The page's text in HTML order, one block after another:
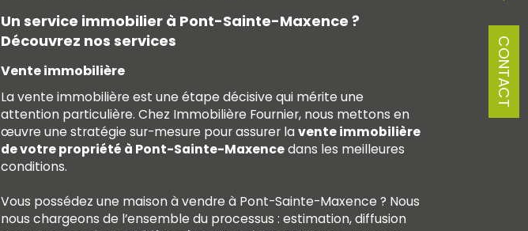
CONTACT
Un service immobilier à Pont-Sainte-Maxence ?
Découvrez nos services
Vente immobilière
La vente immobilière est une étape décisive qui mérite une
attention particulière. Chez Immobilière Fournier, nous mettons en
œuvre une stratégie sur-mesure pour assurer lavente immobilière
de votre propriété à Pont-Sainte-Maxencedans les meilleures
conditions.
Vous possédez une maison à vendre à Pont-Sainte-Maxence ? Nous
nous chargeons de l’ensemble du processus : estimation, diffusion